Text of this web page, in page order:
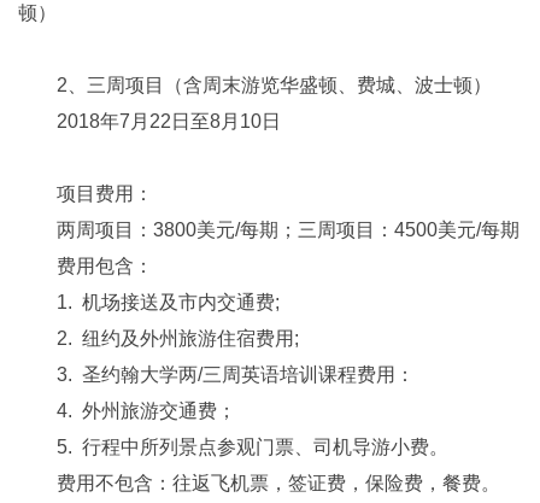
顿）
2、三周项目（含周末游览华盛顿、费城、波士顿）
2018年7月22日至8月10日
项目费用：
两周项目：3800美元/每期；三周项目：4500美元/每期
费用包含：
1. 机场接送及市内交通费;
2. 纽约及外州旅游住宿费用;
3. 圣约翰大学两/三周英语培训课程费用：
4. 外州旅游交通费；
5. 行程中所列景点参观门票、司机导游小费。
费用不包含：往返飞机票，签证费，保险费，餐费。